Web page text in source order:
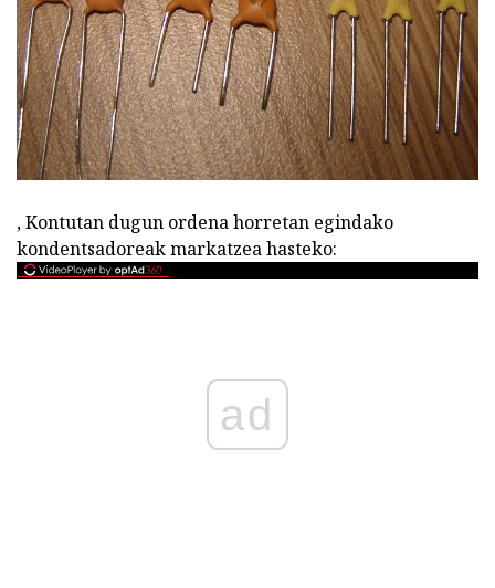
, Kontutan dugun ordena horretan egindako
kondentsadoreak markatzea hasteko:
ad